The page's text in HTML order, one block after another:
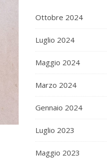
Ottobre 2024
Luglio 2024
Maggio 2024
Marzo 2024
Gennaio 2024
Luglio 2023
Maggio 2023